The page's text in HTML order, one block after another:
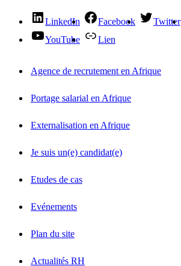
LinkedIn Facebook Twitter
YouTube
Lien
Agence de recrutement en Afrique
Portage salarial en Afrique
Externalisation en Afrique
Je suis un(e) candidat(e)
Etudes de cas
Evénements
Plan du site
Actualités RH